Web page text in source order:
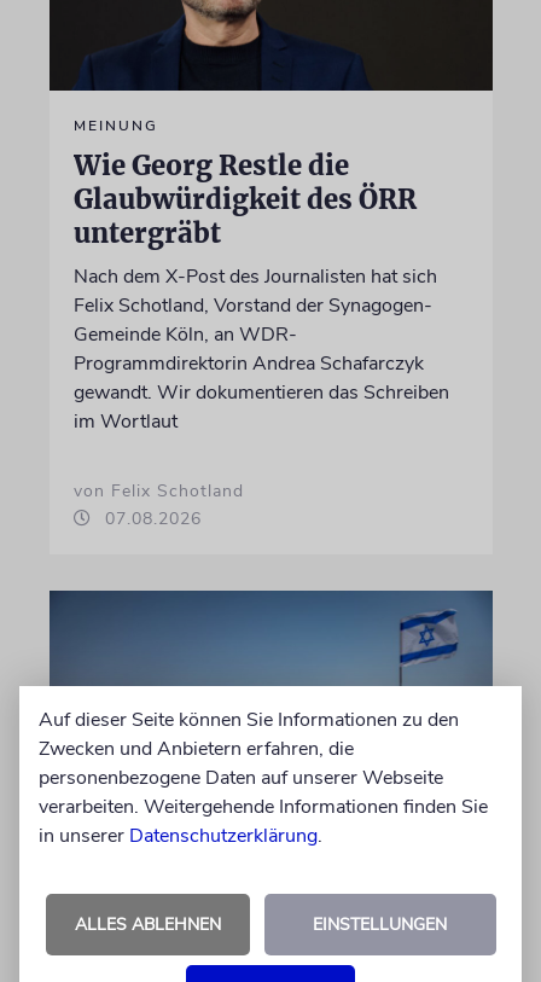
MEINUNG
Wie Georg Restle die
Glaubwürdigkeit des ÖRR
untergräbt
Nach dem X-Post des Journalisten hat sich
Felix Schotland, Vorstand der Synagogen-
Gemeinde Köln, an WDR-
Programmdirektorin Andrea Schafarczyk
gewandt. Wir dokumentieren das Schreiben
im Wortlaut
von Felix Schotland
07.08.2026
JUSTIZ
Israelischer Siedler wegen
Tötung eines Palästinensers
angeklagt
Auf dieser Seite können Sie Informationen zu den
Zwecken und Anbietern erfahren, die
personenbezogene Daten auf unserer Webseite
verarbeiten. Weitergehende Informationen finden Sie
in unserer Datenschutzerklärung.
ALLES ABLEHNEN EINSTELLUNGEN